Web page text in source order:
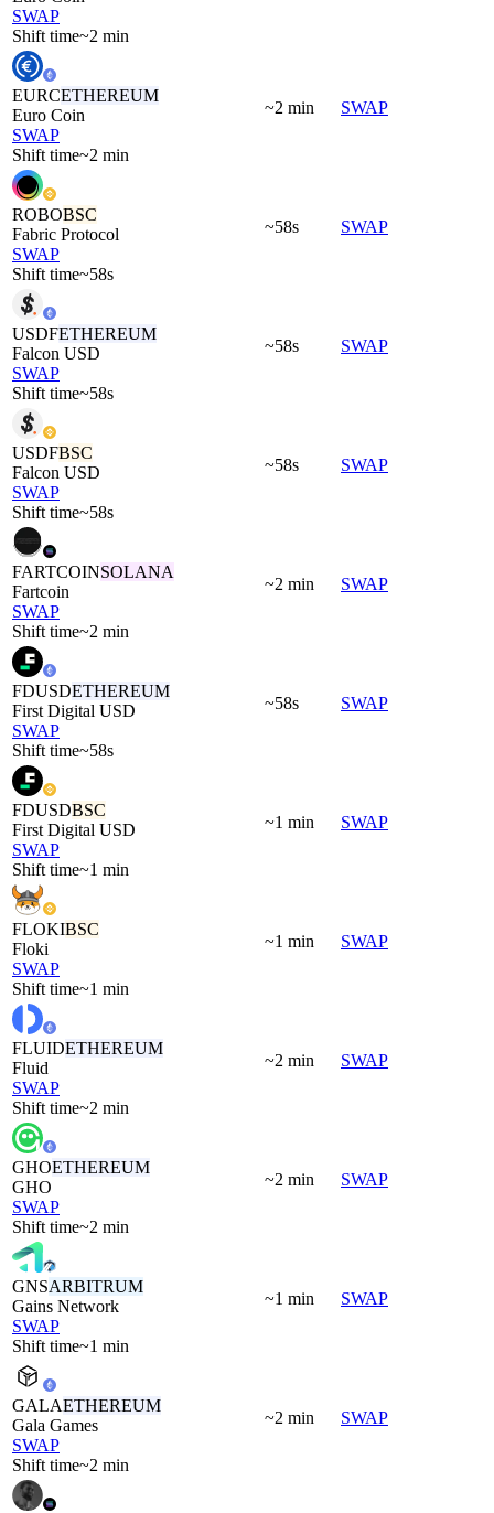
SWAP
Shift time~2 min
EURCETHEREUM
Euro Coin
SWAP
Shift time~2 min
~2 min SWAP
ROBOBSC
Fabric Protocol
SWAP
Shift time~58s
~58s SWAP
USDFETHEREUM
Falcon USD
SWAP
Shift time~58s
~58s SWAP
USDFBSC
Falcon USD
SWAP
Shift time~58s
~58s SWAP
FARTCOINSOLANA
Fartcoin
SWAP
Shift time~2 min
~2 min SWAP
FDUSDETHEREUM
First Digital USD
SWAP
Shift time~58s
~58s SWAP
FDUSDBSC
First Digital USD
SWAP
Shift time~1 min
~1 min SWAP
FLOKIBSC
Floki
SWAP
Shift time~1 min
~1 min SWAP
FLUIDETHEREUM
Fluid
SWAP
Shift time~2 min
~2 min SWAP
GHOETHEREUM
GHO
SWAP
Shift time~2 min
~2 min SWAP
GNSARBITRUM
Gains Network
SWAP
Shift time~1 min
~1 min SWAP
GALAETHEREUM
Gala Games
SWAP
Shift time~2 min
~2 min SWAP